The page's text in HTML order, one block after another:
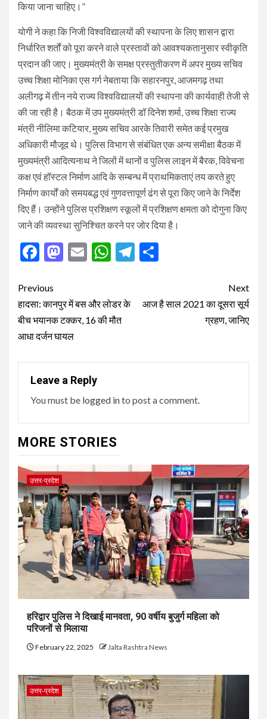
किया जाना चाहिए।”
योगी ने कहा कि निजी विश्वविद्यालयों की स्थापना के लिए शासन द्वारा
निर्धारित शर्तों को पूरा करने वाले प्रस्तावों को आवश्यकतानुसार स्वीकृति
प्रदान की जाए। मुख्यमंत्री के समक्ष प्रस्तुतीकरण में अपर मुख्य सचिव
उच्च शिक्षा मोनिका एस गर्ग नेबताया कि सहारनपुर, आजमगढ़ तथा
अलीगढ़ में तीन नये राज्य विश्वविद्यालयों की स्थापना की कार्यवाही तेजी से
की जा रही है। बैठक में उप मुख्यमंत्री डॉ दिनेश शर्मा, उच्च शिक्षा राज्य
मंत्री नीलिमा कटियार, मुख्य सचिव आरके तिवारी समेत कई प्रमुख
अधिकारी मौजूद थे। पुलिस विभाग से संबंधित एक अन्य समीक्षा बैठक में
मुख्‍यमंत्री आदित्‍यनाथ ने जिलों में थानों व पुलिस लाइन में बैरक, विवेचना
कक्ष एवं हॉस्टल निर्माण आदि के सम्बन्ध में प्राथमिकताएं तय करते हुए
निर्माण कार्यों को समयबद्ध एवं गुणवत्तापूर्ण ढंग से पूरा किए जाने के निर्देश
दिए हैं। उन्होंने पुलिस प्रशिक्षण स्कूलों में प्रशिक्षण क्षमता को दोगुना किए
जाने की व्यवस्था सुनिश्चित करने पर जोर दिया है।
Facebook
Mastodon
EmailWhatsApp
Telegram
Post
navigation
Previous
हादसा: कानपुर में बस और लोडर के
बीच भयानक टक्कर, 16 की मौत
आधा दर्जन घायल
Next
आज है साल 2021 का दूसरा सूर्य
ग्रहण, जानिए
Leave a Reply
You must be logged into post a comment.
MORE STORIES
उत्तर-प्रदेश
हरिद्वार पुलिस ने दिखाई मानवता, 90 वर्षीय बुजुर्ग महिला को
परिजनों से मिलाया
February 22, 2025 Jalta Rashtra News
उत्तर-प्रदेश